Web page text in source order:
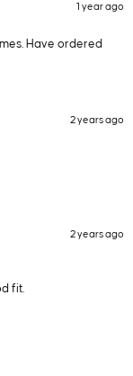
1 year ago
Have ordered
2 years ago
2 years ago
fit.